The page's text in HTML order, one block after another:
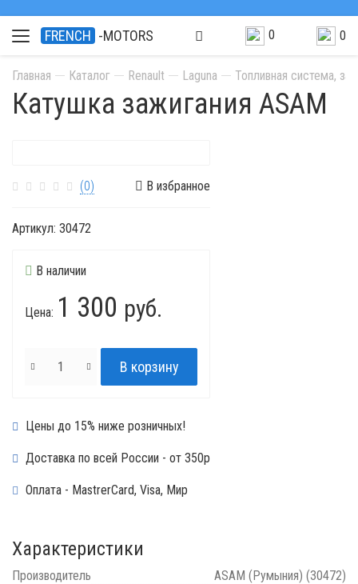
FRENCH -MOTORS 0 0
Главная Каталог Renault Laguna Топливная система,
Катушка зажигания ASAM
(0) В избранное
Артикул: 30472
В наличии
Цена: 1 300 руб.
Цены до 15% ниже розничных!
Доставка по всей России - от 350р
Оплата - MastrerCard, Visa, Мир
Характеристики
Производитель
ASAM (Румыния) (30472)